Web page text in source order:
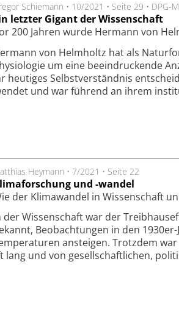
Schiemann • 10/2021 • Seite 29 • DPG-
letzter Gigant der Wissenschaft
200 Jahren wurde Hermann von
von Helmholtz hat als
um eine beeindruckende
heutiges Selbstverständnis
und war führend an ihrem
Heymann • 7/2021 • Seite 22
und -wandel
der Klimawandel in Wissenschaft
der Wissenschaft war der
Beobachtungen in den
ansteigen. Trotzdem
lang und von gesellschaftlichen,